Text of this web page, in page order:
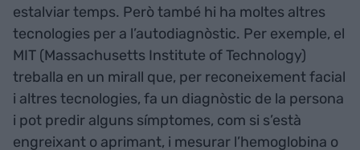
estalviar temps. Però també hi ha moltes altres
tecnologies per a l’autodiagnòstic. Per exemple, el
MIT (Massachusetts Institute of Technology)
treballa en un mirall que, per reconeixement facial
i altres tecnologies, fa un diagnòstic de la persona
i pot predir alguns símptomes, com si s’està
engreixant o aprimant, i mesurar l’hemoglobina o